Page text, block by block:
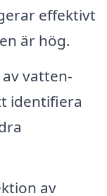
effektivt
är hög.
vatten-
identifiera
av